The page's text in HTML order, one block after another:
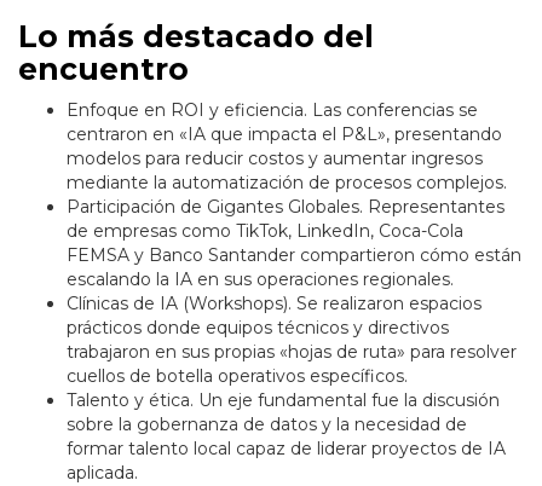
Lo más destacado del
encuentro
Enfoque en ROI y eficiencia. Las conferencias se
centraron en «IA que impacta el P&L», presentando
modelos para reducir costos y aumentar ingresos
mediante la automatización de procesos complejos.
Participación de Gigantes Globales. Representantes
de empresas como TikTok, LinkedIn, Coca-Cola
FEMSA y Banco Santander compartieron cómo están
escalando la IA en sus operaciones regionales.
Clínicas de IA (Workshops). Se realizaron espacios
prácticos donde equipos técnicos y directivos
trabajaron en sus propias «hojas de ruta» para resolver
cuellos de botella operativos específicos.
Talento y ética. Un eje fundamental fue la discusión
sobre la gobernanza de datos y la necesidad de
formar talento local capaz de liderar proyectos de IA
aplicada.